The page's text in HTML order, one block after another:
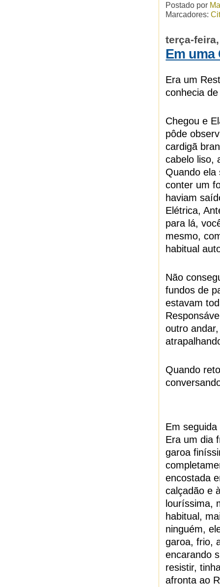
Postado por
Marcadores:
terça-
Em uma
Era um
conhecia
Chegou e
pôde
cardigã
cabelo liso,
Quando ela
conter um
haviam
Elétrica,
para lá,
mesmo,
habitual
Não
fundos de
estavam
outro
Quando
Em
Era um dia
garoa
encostada
calçadão e
louríssima,
habitual,
ninguém,
garoa, frio,
encarando
resistir,
afronta ao